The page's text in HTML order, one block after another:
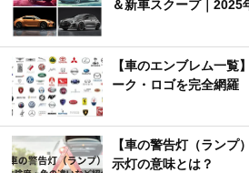
＆新車スクープ｜2025
【車のエンブレム一覧
ーク・ロゴを完全網羅
【車の警告灯（ランプ
示灯の意味とは？